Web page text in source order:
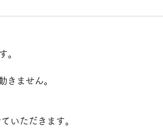
ケア
。
きません。
いただきます。